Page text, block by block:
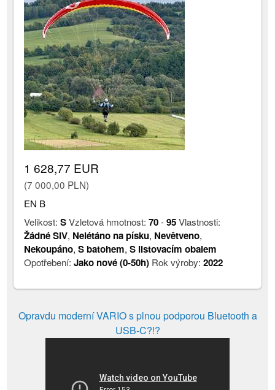
1 628,77 EUR
(7 000,00 PLN)
EN B
Velikost:SVzletová hmotnost:70-95Vlastnosti:
Žádné SIV, Nelétáno na písku, Nevětveno,
Nekoupáno,S batohem,S listovacím obalem
Opotřebení:Jako nové (0-50h) Rok výroby:2022
Opravdu moderní VARIO s plnou podporou Bluetooth a
USB-C?!?